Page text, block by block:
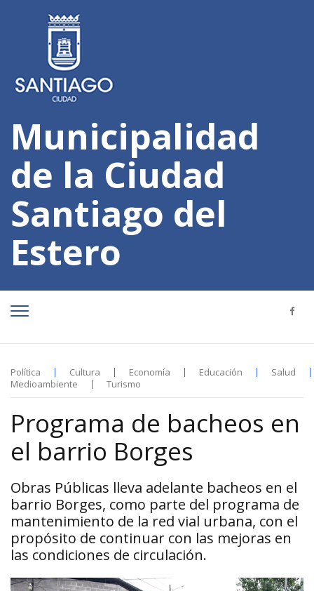
Municipalidad
de la Ciudad
Santiago del
Estero
Política Cultura Economía Educación
Salud
Medioambiente
Turismo
Programa de bacheos en
el barrio Borges
Obras Públicas lleva adelante bacheos en el
barrio Borges, como parte del programa de
mantenimiento de la red vial urbana, con el
propósito de continuar con las mejoras en
las condiciones de circulación.